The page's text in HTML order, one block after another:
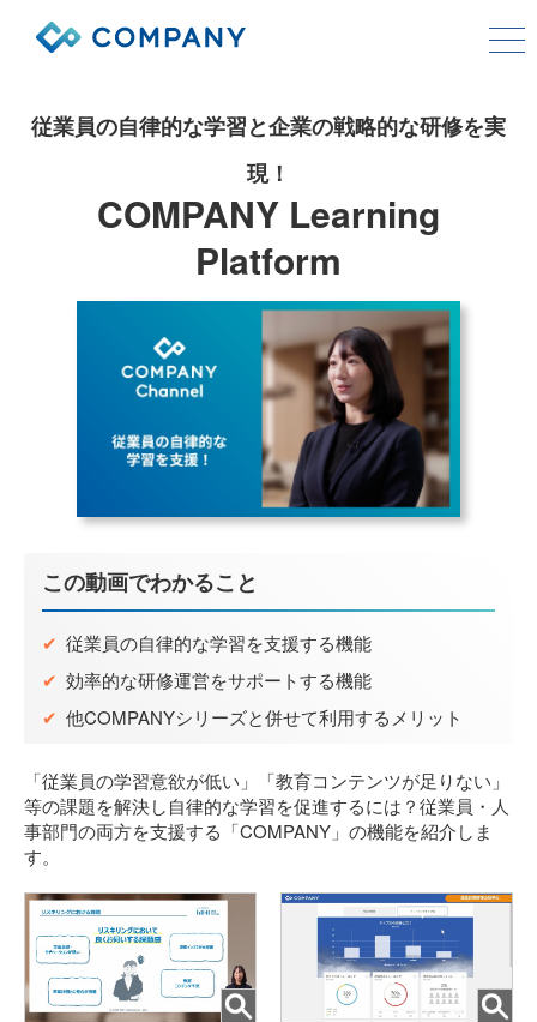
COMPANYシリーズ
導入事例
お問い合わせ
受付時間 9:30～18:30
従業員の自律的な学習と企業の戦略的な研修を実
現！
COMPANY Learning
Platform
この動画でわかること
✔ 従業員の自律的な学習を支援する機能
✔ 効率的な研修運営をサポートする機能
✔ 他COMPANYシリーズと併せて利用するメリット
「従業員の学習意欲が低い」「教育コンテンツが足りない」
等の課題を解決し自律的な学習を促進するには？従業員・人
事部門の両方を支援する「COMPANY」の機能を紹介しま
す。